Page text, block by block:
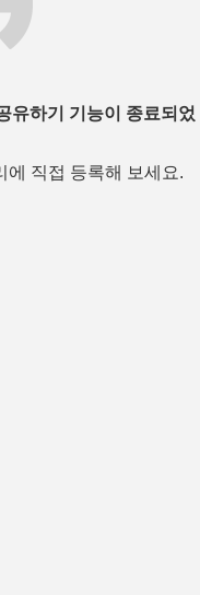
유하기 기능이 종료되었
에 직접 등록해 보세요.